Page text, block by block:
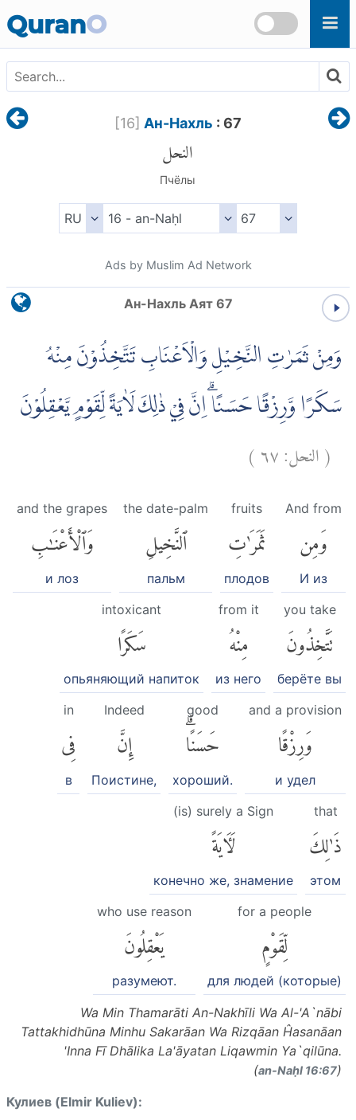
QuranO
[16] Ан-Нахль : 67
النحل
Пчёлы
Ads by Muslim Ad Network
Ан-Нахль Аят 67
وَمِنْ ثَمَرٰتِ النَّخِيْلِ وَالْاَعْنَابِ تَتَّخِذُوْنَ مِنْهُ
سَكَرًا وَّرِزْقًا حَسَنًاۗ اِنَّ فِيْ ذٰلِكَ لَاٰيَةً لِّقَوْمٍ يَّعْقِلُوْنَ
(النحل:٦٧)
And from
وَمِن
И из
fruits
ثَمَرَٰتِ
плодов
the date-palm
ٱلنَّخِيلِ
пальм
and the grapes
وَٱلْأَعْنَٰبِ
и лоз
you take
تَتَّخِذُونَ
берёте вы
from it
مِنْهُ
из него
intoxicant
سَكَرًا
опьяняющий напиток
and a provision
وَرِزْقًا
и удел
good
حَسَنًاۗ
хороший.
Indeed
إِنَّ
Поистине,
in
فِى
в
that
ذَٰلِكَ
этом
(is) surely a Sign
لَءَايَةً
конечно же, знамение
for a people
لِّقَوْمٍ
для людей (которые)
who use reason
يَعْقِلُونَ
разумеют.
Wa Min Thamarāti An-Nakhīli Wa Al-'A`nābi
Tattakhidhūna Minhu Sakarāan Wa Rizqāan Ĥasanāan
'Inna Fī Dhālika La'āyatan Liqawmin Ya`qilūna.
(an-Naḥl 16:67)
Кулиев (Elmir Kuliev):